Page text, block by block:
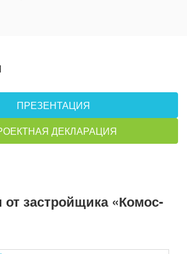
ПРЕЗЕНТАЦИЯ
ДЕКЛАРАЦИЯ
застройщика «Комос-